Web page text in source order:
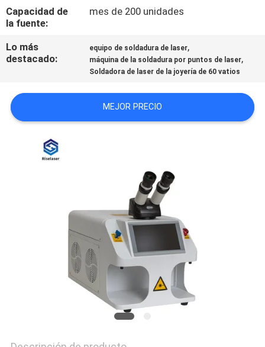
CONTÁCTENOS
SOLICITAR
РУССКИЙ
САЙТ
Capacidad de
la fuente:
mes de 200 unidades
Lo más
destacado:
equipo de soldadura de laser,
máquina de la soldadura por puntos de laser,
Soldadora de laser de la joyería de 60 vatios
MEJOR PRECIO